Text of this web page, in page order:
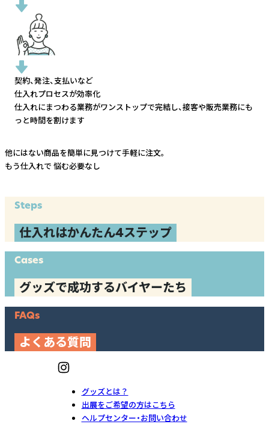
契約、発注、支払いなど
仕入れプロセスが効率化
仕入れにまつわる業務がワンストップで完結し、接客や販売業務にも
っと時間を割けます
他にはない商品を簡単に見つけて手軽に注文。
もう仕入れで 悩む必要なし
Steps
仕入れはかんたん4ステップ
Cases
グッズで成功するバイヤーたち
FAQs
よくある質問
グッズとは？
出展をご希望の方はこちら
ヘルプセンター・お問い合わせ